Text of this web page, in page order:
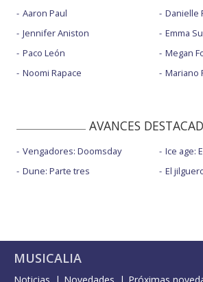
Aaron Paul
Jennifer Aniston
Paco León
Noomi Rapace
Danielle
Emma
Megan
Mariano
AVANCES
Vengadores: Doomsday
Dune: Parte tres
Ice age:
El
MUSICALIA